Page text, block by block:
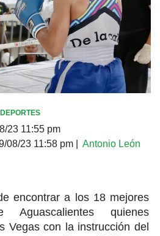
DEPORTES
23 11:55 pm
08/23 11:58 pm| Antonio León
encontrar a los 18 mejores
Aguascalientes quienes
Vegas con la instrucción del